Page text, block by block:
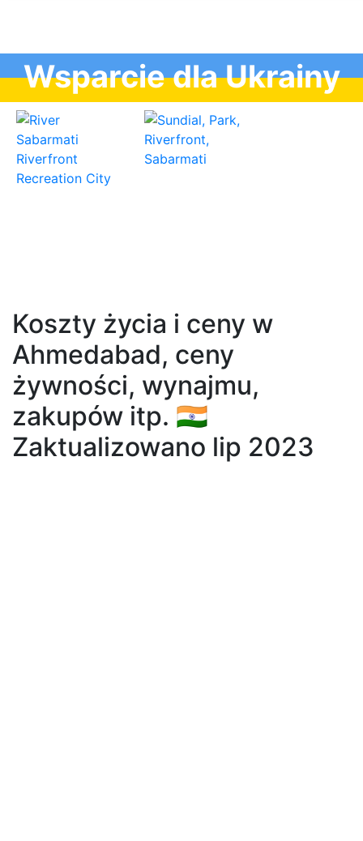
Wsparcie dla Ukrainy
Koszty życia i ceny w
Ahmedabad, ceny
żywności, wynajmu,
zakupów itp. 🇮🇳
Zaktualizowano lip 2023